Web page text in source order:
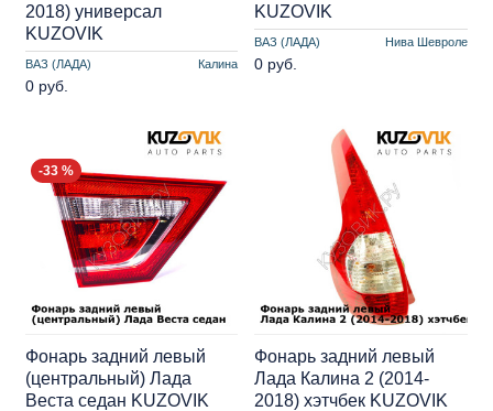
ВАЗ (ЛАДА) Калина
2018) универсал
KUZOVIK
0 руб.
ВАЗ (ЛАДА) Нива Шевроле
KUZOVIK
0 руб.
-33 %
Фонарь задний левый
(центральный) Лада
Веста седан KUZOVIK
Фонарь задний левый
Лада Калина 2 (2014-
2018) хэтчбек KUZOVIK